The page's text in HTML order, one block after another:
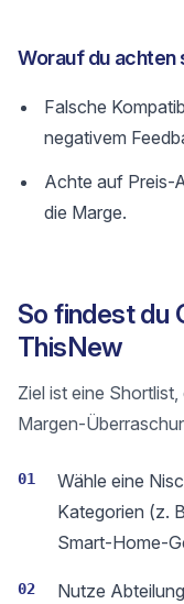
Worauf du achten
Falsche
negativem
Achte auf Preis-
die Marge.
So findest du
ThisNew
Ziel ist eine
Margen-
01
Wähle eine
Kategorien (z.
Smart-Home-
02
Nutze